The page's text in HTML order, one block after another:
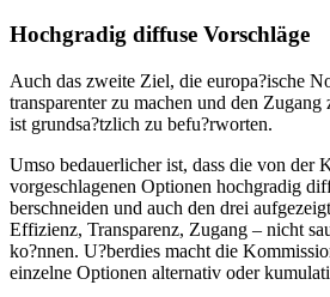
Hochgradig diffuse Vorschläge
Auch das zweite Ziel, die europa?ische
transparenter zu machen und den Zugang
ist grundsa?tzlich zu befu?rworten.
Umso bedauerlicher ist, dass die von der
vorgeschlagenen Optionen hochgradig
berschneiden und auch den drei
Effizienz, Transparenz, Zugang – nicht
ko?nnen. U?berdies macht die
einzelne Optionen alternativ oder